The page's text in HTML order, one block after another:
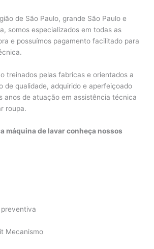
de São Paulo, grande São Paulo e
somos especializados em todas as
e possuímos pagamento facilitado para
treinados pelas fabricas e orientados a
de qualidade, adquirido e aperfeiçoado
anos de atuação em assistência técnica
roupa.
máquina de lavar conheça nossos
Mecanismo